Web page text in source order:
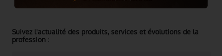
Suivez l'actualité des produits, services et évolutions de la
profession :